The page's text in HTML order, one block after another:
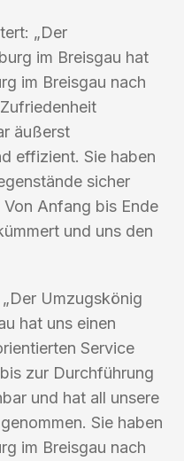
„Der
im Breisgau hat
im Breisgau nach
äußerst
effizient. Sie haben
sicher
Anfang bis Ende
und uns den
Umzugskönig
hat uns einen
Service
zur Durchführung
und hat all unsere
Sie haben
im Breisgau nach